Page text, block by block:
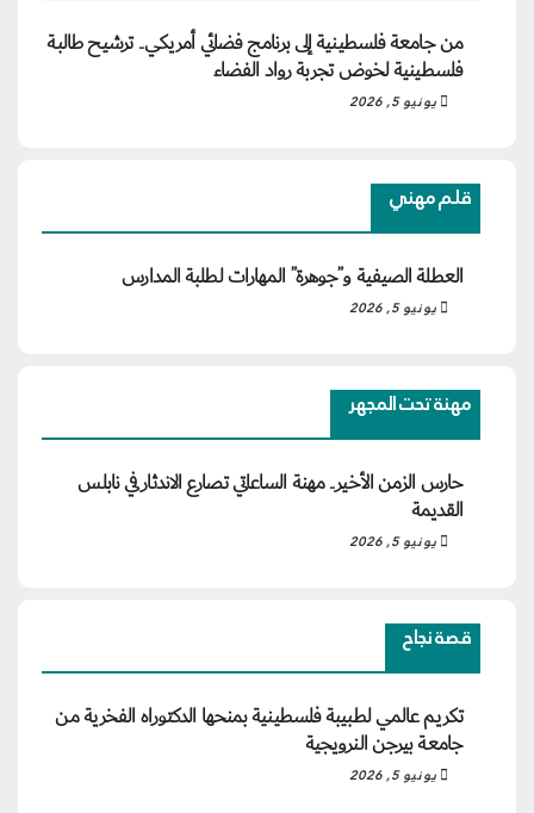
من جامعة فلسطينية إلى برنامج فضائي أمريكي.. ترشيح طالبة
فلسطينية لخوض تجربة رواد الفضاء
يونيو 5, 2026
قلم مهني
العطلة الصيفية و”جوهرة” المهارات لطلبة المدارس
يونيو 5, 2026
مهنة تحت المجهر
حارس الزمن الأخير.. مهنة الساعاتي تصارع الاندثار في نابلس
القديمة
يونيو 5, 2026
قصة نجاح
تكريم عالمي لطبيبة فلسطينية بمنحها الدكتوراه الفخرية من
جامعة بيرجن النرويجية
يونيو 5, 2026